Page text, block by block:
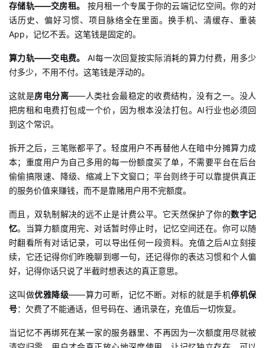
存储轨——交房租。
按月租一个专属于你的云端记忆空间。你的对
话历史、偏好习惯、项目脉络全在里面。换手机、清缓存、重装
App，记忆不丢。这笔钱是固定的。
算力轨——交电费。
AI每一次回复按实际消耗的算力付费，用多少
付多少，不用不付。这笔钱是浮动的。
这就是房电分离——人类社会最稳定的收费结构，没有之一。没人
把房租和电费打包成一个价，因为根本没法打包。AI行业也必须回
到这个常识。
拆开之后，三笔账都平了。轻度用户不再替他人在暗中分摊算力成
本；重度用户为自己多用的每一份额度买了单，不需要平台在后台
偷偷搞限速、降级、缩减上下文窗口；平台则终于可以靠提供真正
的服务价值来赚钱，而不是靠赌用户用不完额度。
而且，双轨制解决的远不止是计费公平。它天然保护了你的数字记
忆。当算力额度用完、对话暂时停止时，记忆空间还在。你可以随
时翻看所有对话记录，可以导出任何一段资料。充值之后AI立刻接
续，它还记得你们昨晚聊到哪一句，还记得你的表达习惯和个人偏
好，记得你话只说了半截时想表达的真正意思。
这叫做优雅降级——算力可断，记忆不断。对标的就是手机停机保
号：欠费了不能通话，但号码在、通讯录在，充值后一切恢复。
当记忆不再绑死在某一家的服务器里、不再因为一次额度用尽就被